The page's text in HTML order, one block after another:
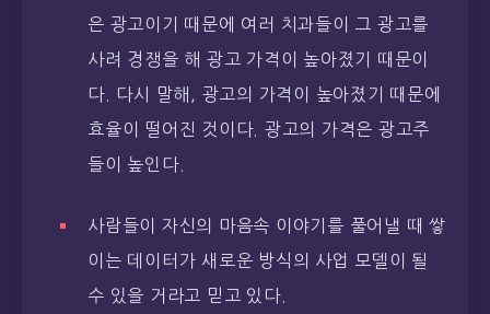
은 광고이기 때문에 여러 치과들이 그 광고를
사려 경쟁을 해 광고 가격이 높아졌기 때문이
다. 다시 말해, 광고의 가격이 높아졌기 때문에
효율이 떨어진 것이다. 광고의 가격은 광고주
들이 높인다.
사람들이 자신의 마음속 이야기를 풀어낼 때 쌓
이는 데이터가 새로운 방식의 사업 모델이 될
수 있을 거라고 믿고 있다.